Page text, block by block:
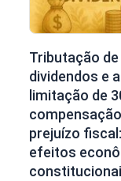
Tributação de
dividendos e a
limitação de
prejuízo
efeitos